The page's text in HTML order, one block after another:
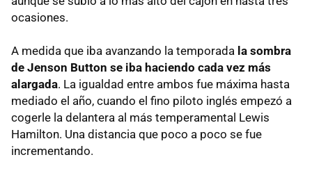
ocasiones.
A medida que iba avanzando la temporada la sombra
de Jenson Button se iba haciendo cada vez más
alargada. La igualdad entre ambos fue máxima hasta
mediado el año, cuando el fino piloto inglés empezó a
cogerle la delantera al más temperamental Lewis
Hamilton. Una distancia que poco a poco se fue
incrementando.